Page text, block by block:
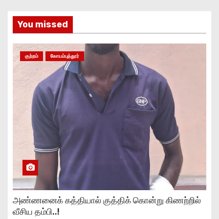
You missed
குற்றம் கோயம்புத்தூர்
அண்ணனைக் கத்தியால் குத்திக் கொன்று கிணற்றில்
வீசிய தம்பி..!